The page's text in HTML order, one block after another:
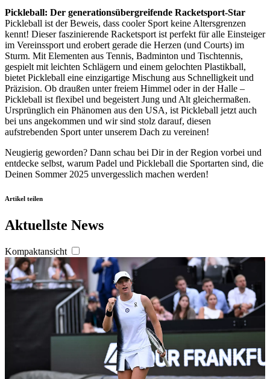
Verwendung unserer Website an unsere Partner für
soziale Medien, Werbung und Analysen weiter. Unsere
Partner führen diese Informationen möglicherweise mit
weiteren Daten zusammen, die Sie ihnen bereitgestellt
haben oder die sie im Rahmen Ihrer Nutzung der Dienste
gesammelt haben. DieCookie-Einstellungenkönnen
jederzeit über den Link im Footer aufgerufen und
angepasst werden.
Pickleball: Der generationsübergreifende Racketsport-Star
Pickleball ist der Beweis, dass cooler Sport keine Altersgrenzen
kennt! Dieser faszinierende Racketsport ist perfekt für alle Einsteiger
im Vereinssport und erobert gerade die Herzen (und Courts) im
Sturm. Mit Elementen aus Tennis, Badminton und Tischtennis,
gespielt mit leichten Schlägern und einem gelochten Plastikball,
bietet Pickleball eine einzigartige Mischung aus Schnelligkeit und
Präzision. Ob draußen unter freiem Himmel oder in der Halle –
Pickleball ist flexibel und begeistert Jung und Alt gleichermaßen.
Ursprünglich ein Phänomen aus den USA, ist Pickleball jetzt auch
bei uns angekommen und wir sind stolz darauf, diesen
aufstrebenden Sport unter unserem Dach zu vereinen!
Neugierig geworden? Dann schau bei Dir in der Region vorbei und
entdecke selbst, warum Padel und Pickleball die Sportarten sind, die
Deinen Sommer 2025 unvergesslich machen werden!
Artikel teilen
Aktuellste News
Kompaktansicht